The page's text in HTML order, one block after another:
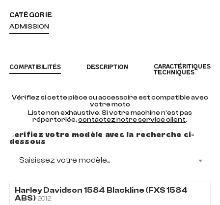
CATÉGORIE
ADMISSION
COMPATIBILITÉS DESCRIPTION
CARACTÉRITIQUES
TECHNIQUES
Vérifiez si cette pièce ou accessoire est compatible avec
votre moto
Liste non exhaustive. Si votre machine n'est pas
répertoriée,contactez notre service client.
Vérifiez votre modèle avec la recherche ci-
dessous
Saisissez votre modèle...
Harley Davidson 1584 Blackline (FXS 1584
ABS) 2012